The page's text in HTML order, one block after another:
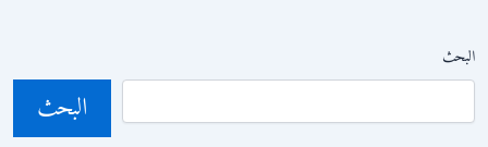
البحث
البحث